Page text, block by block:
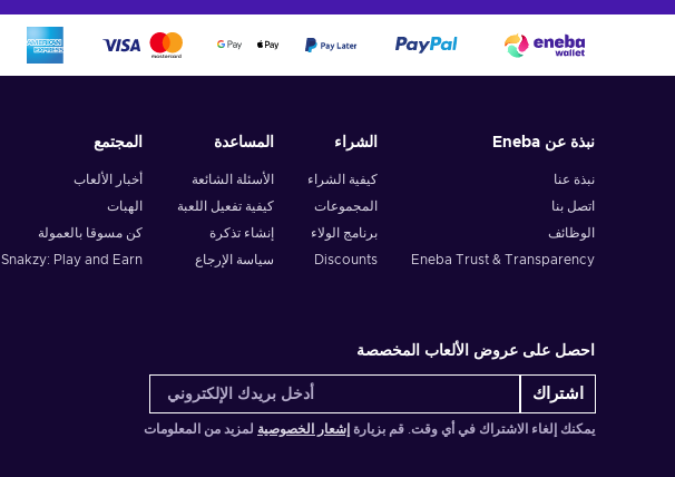
نبذة عن Eneba
نبذة عنا
اتصل بنا
الوظائف
Eneba Trust & Transparency
الشراء
كيفية الشراء
المجموعات
برنامج الولاء
Discounts
المساعدة
الأسئلة الشائعة
كيفية تفعيل اللعبة
إنشاء تذكرة
سياسة الإرجاع
المجتمع
أخبار الألعاب
الهبات
كن مسوقا بالعمولة
Snakzy: Play and Earn
احصل على عروض الألعاب المخصصة
اشتراك
يمكنك إلغاء الاشتراك في أي وقت. قم بزيارة إشعار الخصوصية لمزيد من المعلومات